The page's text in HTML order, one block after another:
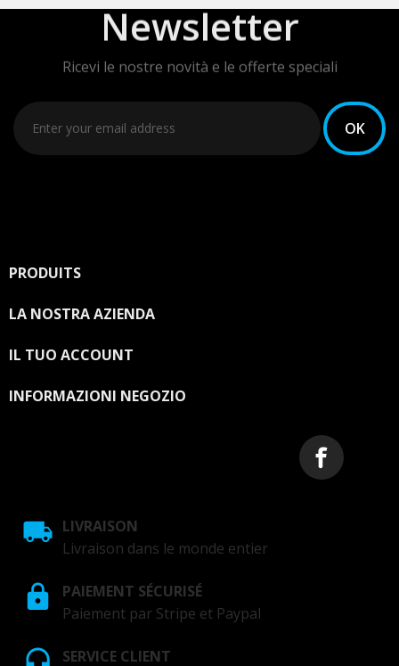
Newsletter
Ricevi le nostre novità e le offerte speciali
PRODUITS
LA NOSTRA AZIENDA
IL TUO ACCOUNT
INFORMAZIONI NEGOZIO
LIVRAISON
Livraison dans le monde entier
PAIEMENT SÉCURISÉ
Paiement par Stripe et Paypal
SERVICE CLIENT